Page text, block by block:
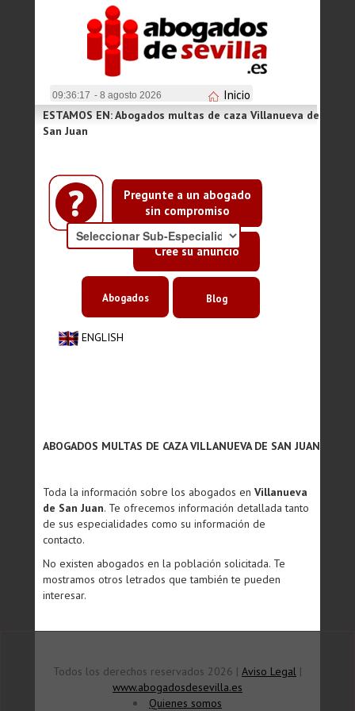
09:36:17 - 8 agosto 2026 Inicio
Pregunte a un abogado
sin compromiso
Cree su anuncio
ESTAMOS EN: Abogados multas de caza Villanueva de
San Juan
ENGLISH
Abogados Blog
ABOGADOS MULTAS DE CAZA VILLANUEVA DE SAN JUAN
Toda la información sobre los abogados en Villanueva
de San Juan. Te ofrecemos información detallada tanto
de sus especialidades como su información de
contacto.
No existen abogados en la población solicitada. Te
mostramos otros letrados que también te pueden
interesar.
Todos los derechos reservados 2026 | Aviso Legal |
www.abogadosdesevilla.es
Quienes somos